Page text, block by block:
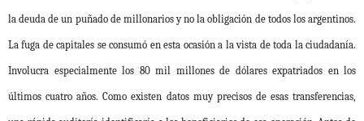
la deuda de un puñado de millonarios y no la obligación de todos los argentinos.
La fuga de capitales se consumó en esta ocasión a la vista de toda la ciudadanía.
Involucra especialmente los 80 mil millones de dólares expatriados en los
últimos cuatro años. Como existen datos muy precisos de esas transferencias,